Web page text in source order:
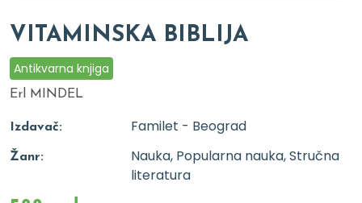
VITAMINSKA BIBLIJA
Antikvarna knjiga
Erl MINDEL
Izdavač: Familet - Beograd
Žanr:
Nauka, Popularna nauka, Stručna
literatura